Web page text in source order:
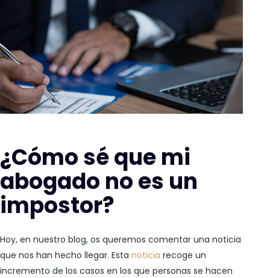
¿Cómo sé que mi
abogado no es un
impostor?
Hoy, en nuestro blog, os queremos comentar una noticia
que nos han hecho llegar. Esta noticia recoge un
incremento de los casos en los que personas se hacen